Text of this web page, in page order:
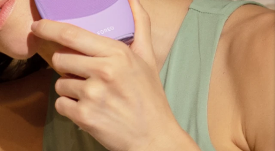
Meine Adressen
Meine Abonnements